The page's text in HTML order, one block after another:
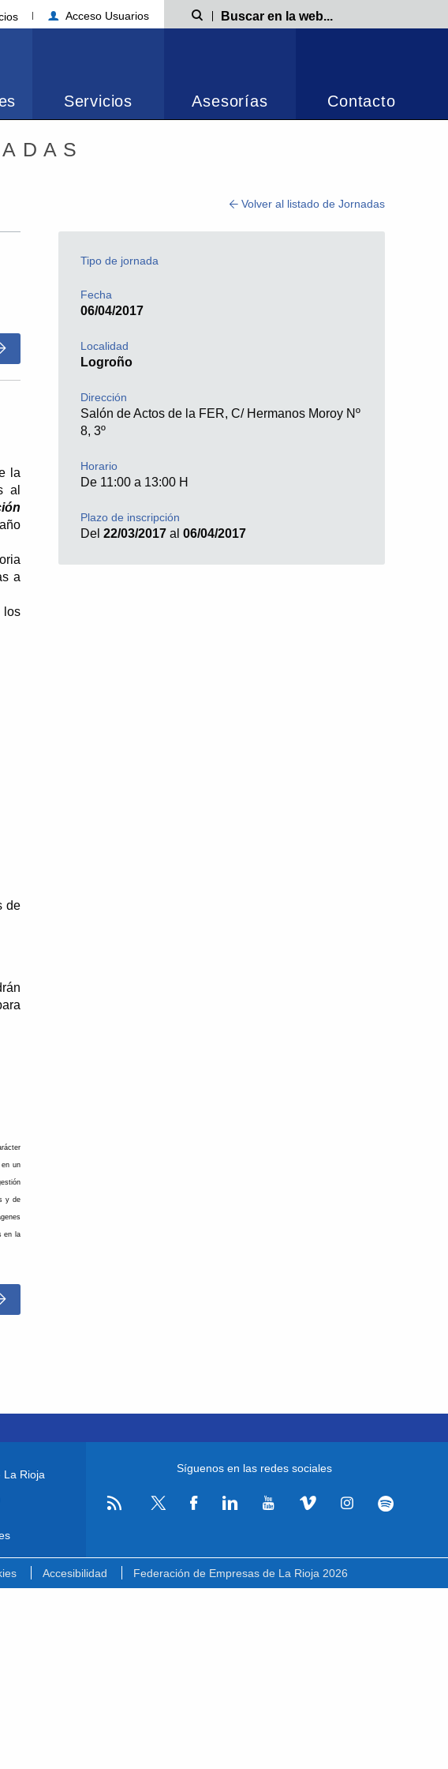
Acceso Usuarios Búsqueda
Servicios Asesorías Contacto
Volver al listado de Jornadas
Tipo de jornada
Fecha
06/04/2017
Localidad
Logroño
Dirección
Salón de Actos de la FER, C/ Hermanos Moroy Nº
8, 3º
Horario
De 11:00 a 13:00 H
Plazo de inscripción
Del 22/03/2017al 06/04/2017
la
al
a
los
de
un
y de
en la
La Rioja
Síguenos en las redes sociales
Accesibilidad Federación de Empresas de La Rioja 2026